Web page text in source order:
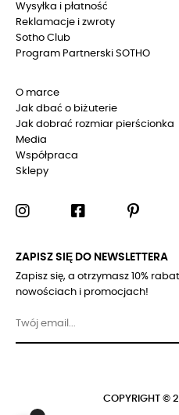
Wysyłka i płatność
Reklamacje i zwroty
Sotho Club
Program Partnerski SOTHO
O marce
Jak dbać o biżuterie
Jak dobrać rozmiar pierścionka
Media
Współpraca
Sklepy
ZAPISZ SIĘ DO NEWSLETTERA
Zapisz się, a otrzymasz 10%
nowościach i promocjach!
COPYRIGHT ©